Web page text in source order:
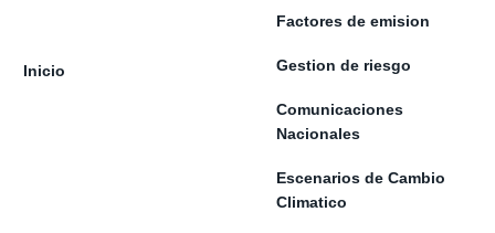
Inicio
Factores de emision
Gestion de riesgo
Comunicaciones
Nacionales
Escenarios de Cambio
Climatico